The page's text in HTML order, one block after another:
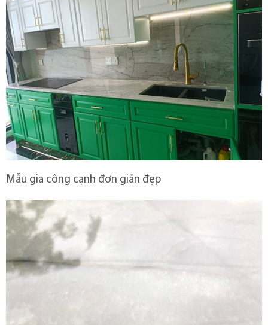
Mẫu gia công cạnh đơn giản đẹp